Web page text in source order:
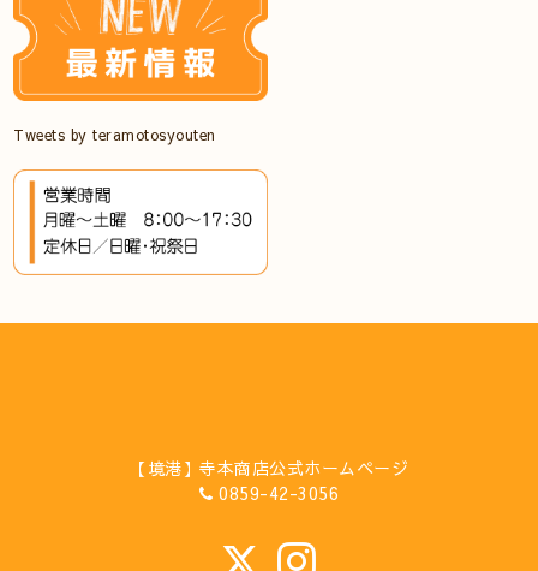
Tweets by teramotosyouten
【境港】寺本商店公式ホームページ
0859-42-3056